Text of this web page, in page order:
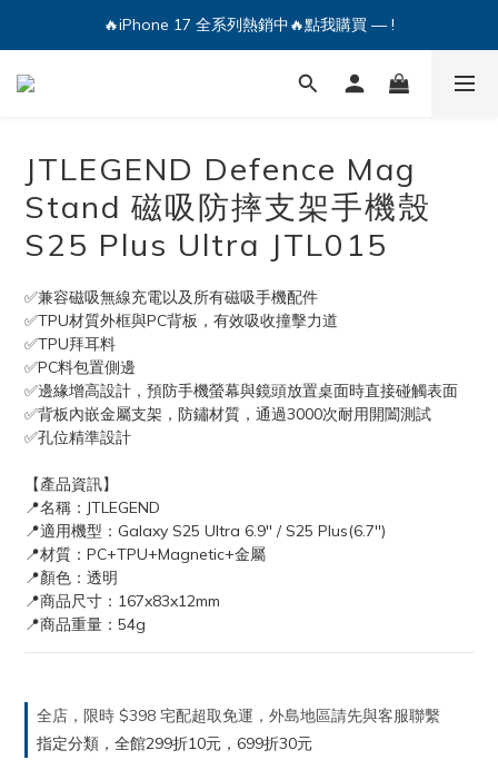
🔥iPhone 17 全系列熱銷中🔥點我購買 — !
💕加入Q哥 Line 新好友領優惠券！🎫
🔥iPhone 17 全系列熱銷中🔥點我購買 — !
JTLEGEND Defence Mag
Stand 磁吸防摔支架手機殼
S25 Plus Ultra JTL015
✅兼容磁吸無線充電以及所有磁吸手機配件
✅TPU材質外框與PC背板，有效吸收撞擊力道
✅TPU拜耳料
✅PC料包置側邊
✅邊緣增高設計，預防手機螢幕與鏡頭放置桌面時直接碰觸表面
✅背板內嵌金屬支架，防鏽材質，通過3000次耐用開闔測試
✅孔位精準設計
【產品資訊】
📍名稱：JTLEGEND
📍適用機型：Galaxy S25 Ultra 6.9'' / S25 Plus(6.7'')
📍材質：PC+TPU+Magnetic+金屬
📍顏色：透明
📍商品尺寸：167x83x12mm
📍商品重量：54g
全店，限時 $398 宅配超取免運，外島地區請先與客服聯繫
指定分類，全館299折10元，699折30元